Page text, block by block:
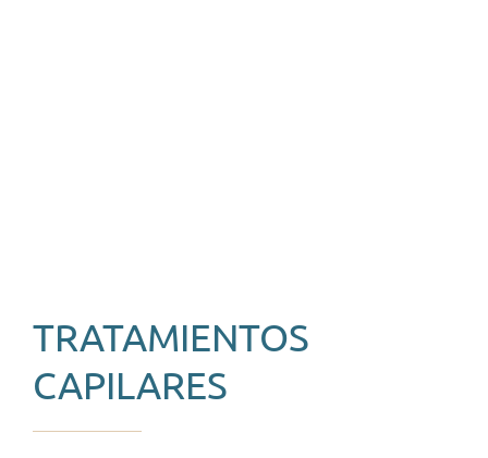
TRATAMIENTOS
CAPILARES